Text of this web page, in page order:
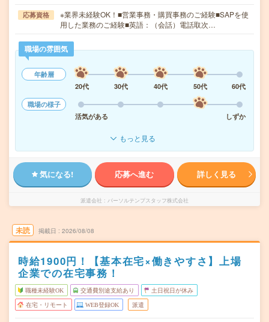
応募資格
※業界未経験OK！■営業事務・購買事務のご経験■SAPを使
用した業務のご経験■英語：（会話）電話取次…
職場の雰囲気
年齢層
20代
30代 40代 50代
60代
職場の様子
活気がある
しずか
もっと見る
気になる! 応募へ進む 詳しく見る
派遣会社 パーソルテンプスタッフ株式会社
未読 掲載日 2026/08/08
時給1900円！【基本在宅×働きやすさ】上場
企業での在宅事務！
職種未経験OK 交通費別途支給あり 土日祝日が休み
在宅・リモート WEB登録OK 派遣